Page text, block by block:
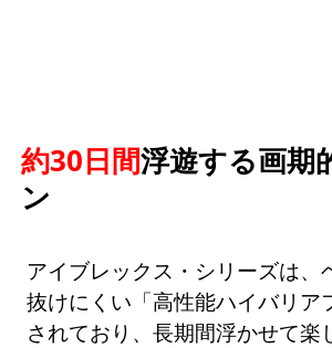
約30日間浮遊する画期
ン
アイブレックス・シリーズは、
抜けにくい「高性能ハイバリア
されており、長期間浮かせて楽